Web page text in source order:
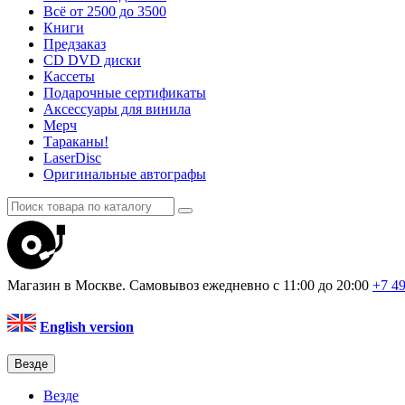
Всё от 2500 до 3500
Книги
Предзаказ
CD DVD диски
Кассеты
Подарочные сертификаты
Аксессуары для винила
Мерч
Тараканы!
LaserDisc
Оригинальные автографы
Магазин в Москве. Самовывоз ежедневно с 11:00 до 20:00 +7
English version
Везде
Везде